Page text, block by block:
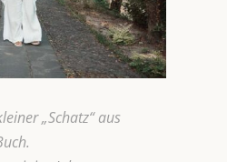
„Schatz“ aus